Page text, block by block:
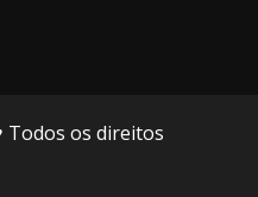
Todos os direitos